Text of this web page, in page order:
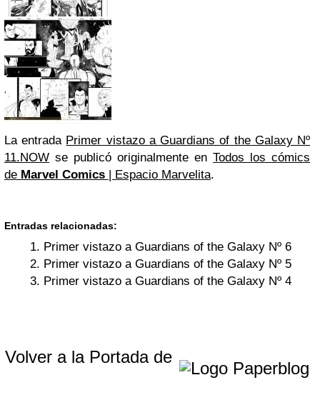
La entrada Primer vistazo a Guardians of the Galaxy Nº
11.NOW se publicó originalmente en Todos los cómics
de Marvel Comics | Espacio Marvelita.
Entradas relacionadas:
Primer vistazo a Guardians of the Galaxy Nº 6
Primer vistazo a Guardians of the Galaxy Nº 5
Primer vistazo a Guardians of the Galaxy Nº 4
Volver a la Portada de